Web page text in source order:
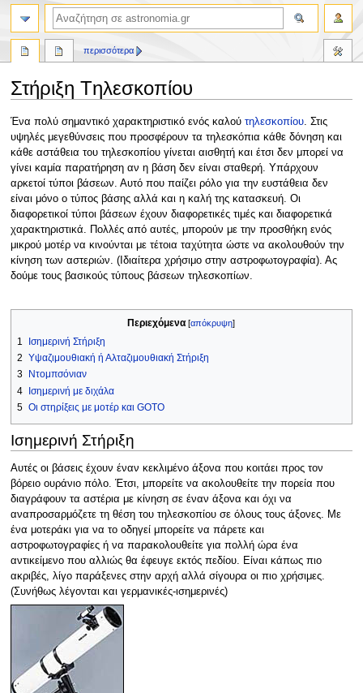
Στήριξη Tηλεσκοπίου
Πήδηση
στην
πλοήγηση
Πήδηση
στην
αναζήτηση
Ένα πολύ σημαντικό χαρακτηριστικό ενός καλού τηλεσκοπίου. Στις
υψηλές μεγεθύνσεις που προσφέρουν τα τηλεσκόπια κάθε δόνηση και
κάθε αστάθεια του τηλεσκοπίου γίνεται αισθητή και έτσι δεν μπορεί να
γίνει καμία παρατήρηση αν η βάση δεν είναι σταθερή. Υπάρχουν
αρκετοί τύποι βάσεων. Αυτό που παίζει ρόλο για την ευστάθεια δεν
είναι μόνο ο τύπος βάσης αλλά και η καλή της κατασκευή. Οι
διαφορετικοί τύποι βάσεων έχουν διαφορετικές τιμές και διαφορετικά
χαρακτηριστικά. Πολλές από αυτές, μπορούν με την προσθήκη ενός
μικρού μοτέρ να κινούνται με τέτοια ταχύτητα ώστε να ακολουθούν την
κίνηση των αστεριών. (Ιδιαίτερα χρήσιμο στην αστροφωτογραφία). Ας
δούμε τους βασικούς τύπους βάσεων τηλεσκοπίων.
Περιεχόμενα
1
Ισημερινή Στήριξη
2 Υψαζιμουθιακή ή Αλταζιμουθιακή Στήριξη
3
Ντομπσόνιαν
4 Ισημερινή με διχάλα
5 Οι στηρίξεις με μοτέρ και GOTO
Ισημερινή Στήριξη
Αυτές οι βάσεις έχουν έναν κεκλιμένο άξονα που κοιτάει προς τον
βόρειο ουράνιο πόλο. Έτσι, μπορείτε να ακολουθείτε την πορεία που
διαγράφουν τα αστέρια με κίνηση σε έναν άξονα και όχι να
αναπροσαρμόζετε τη θέση του τηλεσκοπίου σε όλους τους άξονες. Με
ένα μοτεράκι για να το οδηγεί μπορείτε να πάρετε και
αστροφωτογραφίες ή να παρακολουθείτε για πολλή ώρα ένα
αντικείμενο που αλλιώς θα έφευγε εκτός πεδίου. Είναι κάπως πιο
ακριβές, λίγο παράξενες στην αρχή αλλά σίγουρα οι πιο χρήσιμες.
(Συνήθως λέγονται και γερμανικές-ισημερινές)
περισσότερα
αναζήτηση